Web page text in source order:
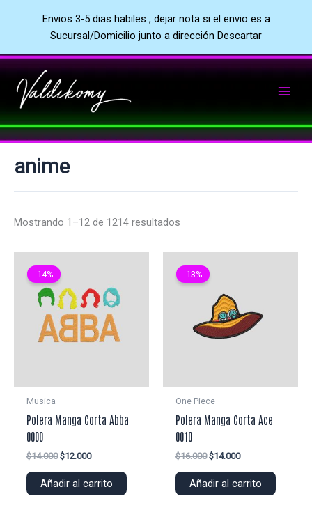
Envios 3-5 dias habiles , dejar nota si el envio es a
Sucursal/Domicilio junto a dirección Descartar
al
contenido
anime
Mostrando 1–12 de 1214 resultados
-14%
Musica
Polera Manga Corta Abba
0000
$14.000 El
original
$12.000El
actual
Añadir al carrito
-13%
One Piece
Polera Manga Corta Ace
0010
$16.000 El
original
$14.000El
actual
Añadir al carrito